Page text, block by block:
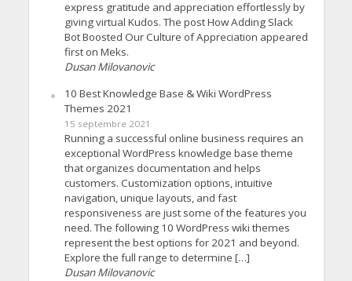
express gratitude and appreciation effortlessly by
giving virtual Kudos. The post How Adding Slack
Bot Boosted Our Culture of Appreciation appeared
first on Meks.
Dusan Milovanovic
10 Best Knowledge Base & Wiki WordPress
Themes 2021
15 septembre 2021
Running a successful online business requires an
exceptional WordPress knowledge base theme
that organizes documentation and helps
customers. Customization options, intuitive
navigation, unique layouts, and fast
responsiveness are just some of the features you
need. The following 10 WordPress wiki themes
represent the best options for 2021 and beyond.
Explore the full range to determine […]
Dusan Milovanovic